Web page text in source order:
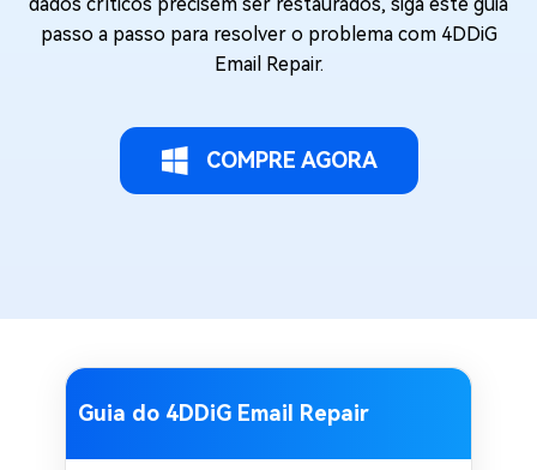
passo a passo para resolver o problema com 4DDiG
Email Repair.
COMPRE AGORA
Guia do 4DDiG Email Repair